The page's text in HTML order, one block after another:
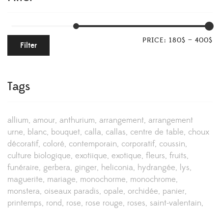
Filter PRICE: 180$ — 400$
Tags
allium amour anthurium arrangement arrangement
urne blanc bouquet calla callas centre de table choux
décoratif coloré contemporain corporatif coussin
culture biologique exotiique exotique fleurs fruits
funéraire gerbera ginger heliconia hydrangée lys
maguerite mariage monochorme monochrome
monstera oiseaux paradis opale orchidée panier
printemps rond rose rose rouge roses saint-valentain